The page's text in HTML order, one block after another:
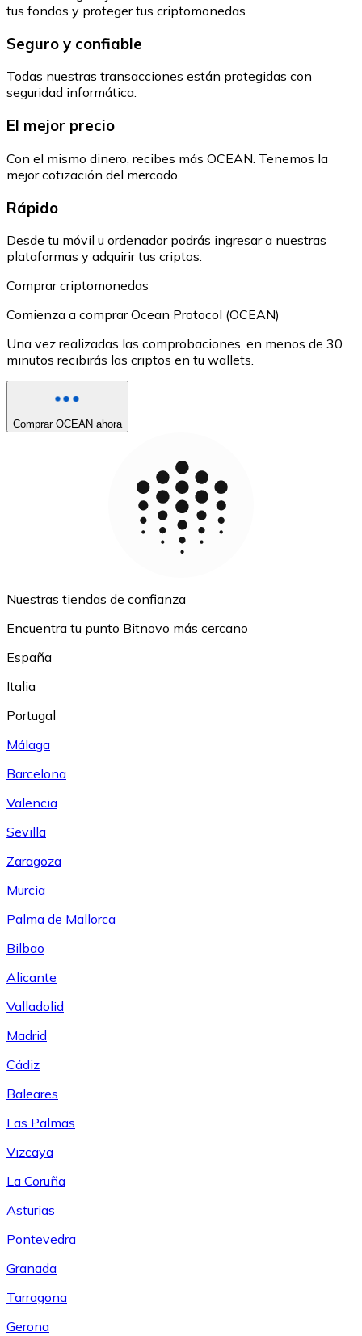
tus fondos y proteger tus criptomonedas.
Seguro y confiable
Todas nuestras transacciones están protegidas con
seguridad informática.
El mejor precio
Con el mismo dinero, recibes más OCEAN. Tenemos la
mejor cotización del mercado.
Rápido
Desde tu móvil u ordenador podrás ingresar a nuestras
plataformas y adquirir tus criptos.
Comprar criptomonedas
Comienza a comprar Ocean Protocol (OCEAN)
Una vez realizadas las comprobaciones, en menos de 30
minutos recibirás las criptos en tu wallets.
Comprar OCEAN ahora
Nuestras tiendas de confianza
Encuentra tu punto Bitnovo más cercano
España
Italia
Portugal
Málaga
Barcelona
Valencia
Sevilla
Zaragoza
Murcia
Palma de Mallorca
Bilbao
Alicante
Valladolid
Madrid
Cádiz
Baleares
Las Palmas
Vizcaya
La Coruña
Asturias
Pontevedra
Granada
Tarragona
Gerona